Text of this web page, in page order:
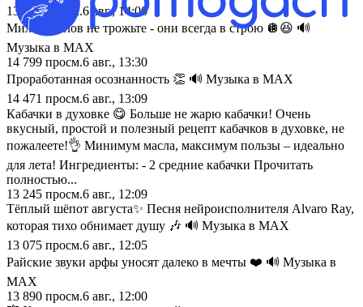
13 728просм.6 авг., 14:00
Миллениалов не трожьте - они всегда в строю 🪩😆 🔊
Музыка в МАХ
14 799 просм.6 авг., 13:30
Проработанная осознанность 👏 🔊 Музыка в МАХ
14 471 просм.6 авг., 13:09
Кабачки в духовке 😋 Больше не жарю кабачки! Очень
вкусный, простой и полезный рецепт кабачков в духовке, не
пожалеете!👌 Минимум масла, максимум пользы – идеально
для лета! Ингредиенты: - 2 средние кабачки Прочитать
полностью...
13 245 просм.6 авг., 12:09
Тёплый шёпот августа✨ Песня нейроисполнителя Alvaro Ray,
которая тихо обнимает душу 🎶 🔊 Музыка в МАХ
13 075 просм.6 авг., 12:05
Райские звуки арфы уносят далеко в мечты ❤️ 🔊 Музыка в
МАХ
13 890 просм.6 авг., 12:00